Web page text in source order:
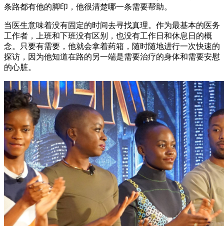
条路都有他的脚印，他很清楚哪一条需要帮助。
当医生意味着没有固定的时间去寻找真理。作为最基本的医务
工作者，上班和下班没有区别，也没有工作日和休息日的概
念。只要有需要，他就会拿着药箱，随时随地进行一次快速的
探访，因为他知道在路的另一端是需要治疗的身体和需要安慰
的心脏。